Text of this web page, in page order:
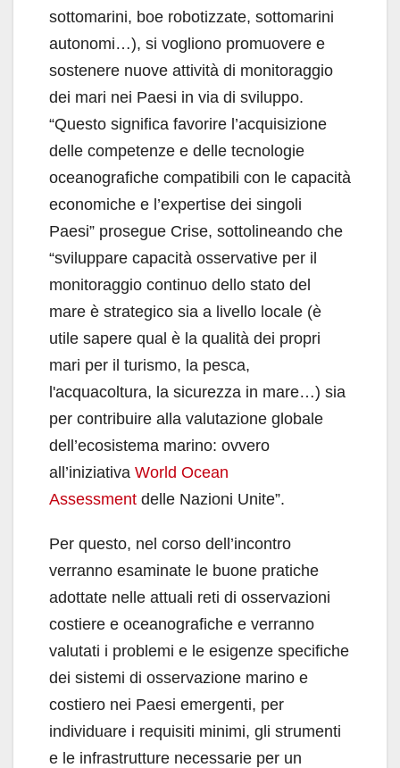
sottomarini, boe robotizzate, sottomarini
autonomi…), si vogliono promuovere e
sostenere nuove attività di monitoraggio
dei mari nei Paesi in via di sviluppo.
“Questo significa favorire l’acquisizione
delle competenze e delle tecnologie
oceanografiche compatibili con le capacità
economiche e l’expertise dei singoli
Paesi” prosegue Crise, sottolineando che
“sviluppare capacità osservative per il
monitoraggio continuo dello stato del
mare è strategico sia a livello locale (è
utile sapere qual è la qualità dei propri
mari per il turismo, la pesca,
l'acquacoltura, la sicurezza in mare…) sia
per contribuire alla valutazione globale
dell’ecosistema marino: ovvero
all’iniziativa World Ocean
Assessment delle Nazioni Unite”.
Per questo, nel corso dell’incontro
verranno esaminate le buone pratiche
adottate nelle attuali reti di osservazioni
costiere e oceanografiche e verranno
valutati i problemi e le esigenze specifiche
dei sistemi di osservazione marino e
costiero nei Paesi emergenti, per
individuare i requisiti minimi, gli strumenti
e le infrastrutture necessarie per un